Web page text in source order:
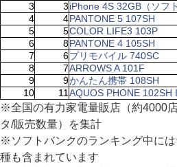
3
3iPhone 4S 32GB（ソフ
4
4PANTONE 5 107SH
5
5COLOR LIFE3 103P
6
8PANTONE 4 105SH
7
6プリモバイル 740SC
8
7ARROWS A 101F
9
9かんたん携帯 108SH
10
11 AQUOS PHONE 102SH
※全国の有力家電量販店（約4000
タ/販売数量）を集計
※ソフトバンクのランキング中に
種も含まれています